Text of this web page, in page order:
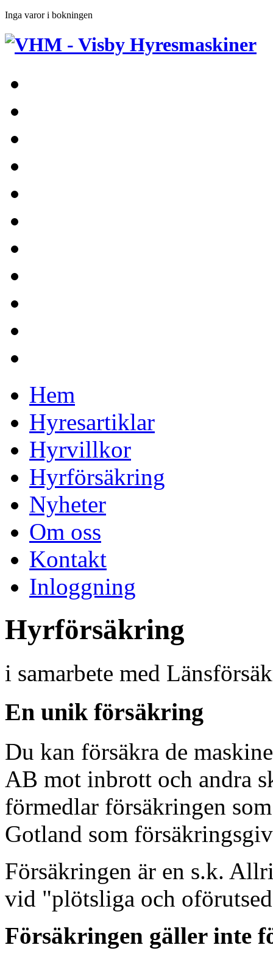
Inga varor i bokningen
Hem
Hyresartiklar
Hyrvillkor
Hyrförsäkring
Nyheter
Om oss
Kontakt
Inloggning
Hyrförsäkring
i samarbete med
En unik försäkring
Du kan försäkra de
AB mot inbrott och andra
förmedlar försäkringen
Gotland som
Försäkringen är en s.k.
vid "plötsliga och
Försäkringen gäller inte